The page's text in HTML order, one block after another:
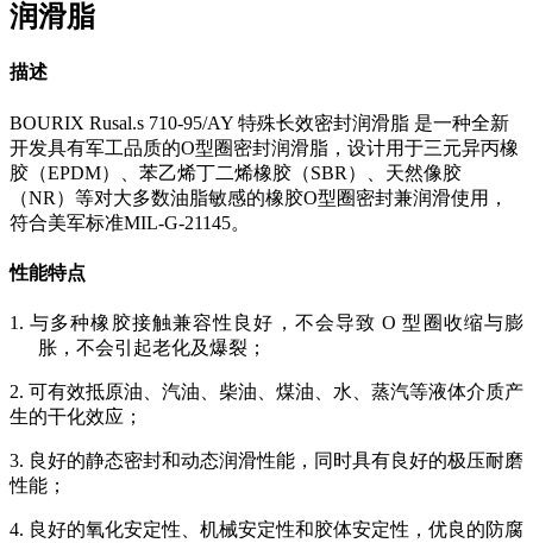
润滑脂
描述
BOURIX Rusal.s 710-95/AY 特殊长效密封润滑脂 是一种全新
开发具有军工品质的O型圈密封润滑脂，设计用于三元异丙橡
胶（EPDM）、苯乙烯丁二烯橡胶（SBR）、天然像胶
（NR）等对大多数油脂敏感的橡胶O型圈密封兼润滑使用，
符合美军标准MIL-G-21145。
性能特点
1. 与多种橡胶接触兼容性良好，不会导致 O 型圈收缩与膨
胀，不会引起老化及爆裂；
2. 可有效抵原油、汽油、柴油、煤油、水、蒸汽等液体介质产
生的干化效应；
3. 良好的静态密封和动态润滑性能，同时具有良好的极压耐磨
性能；
4. 良好的氧化安定性、机械安定性和胶体安定性，优良的防腐